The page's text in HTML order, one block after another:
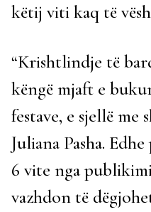
këtij viti kaq të
“Krishtlindje të
këngë mjaft e
festave, e sjellë me
Juliana Pasha.
6 vite nga
vazhdon të